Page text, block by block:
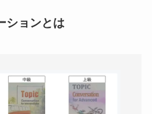
ションとは